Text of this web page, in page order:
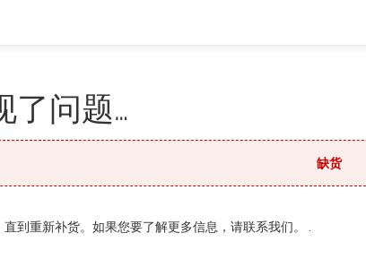
了问题…
缺货
到重新补货。如果您要了解更多信息，请联系我们。 .